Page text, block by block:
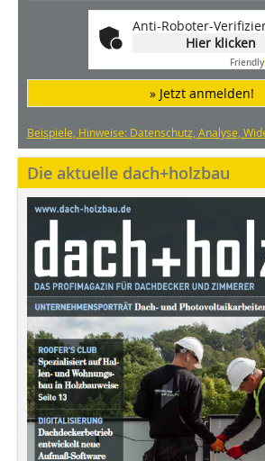
Anti-Roboter-
Hier klicken
Friendly
» Jetzt anmelden!
Beispiele, Hinweise: Datenschutz, Analyse,
Die aktuelle dach+holzbau